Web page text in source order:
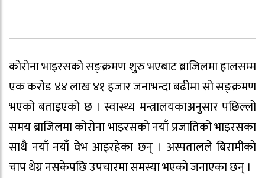
कोरोना भाइरसको सङ्क्रमण शुरु भएबाट ब्राजिलमा हालसम्म
एक करोड ४४ लाख ४१ हजार जनाभन्दा बढीमा सो सङ्क्रमण
भएको बताइएको छ । स्वास्थ्य मन्त्रालयकाअनुसार पछिल्लो
समय ब्राजिलमा कोरोना भाइरसको नयाँ प्रजातिको भाइरसका
साथै नयाँ नयाँ वेभ आइरहेका छन् । अस्पतालले बिरामीको
चाप थेग्न नसकेपछि उपचारमा समस्या भएको जनाएका छन् ।